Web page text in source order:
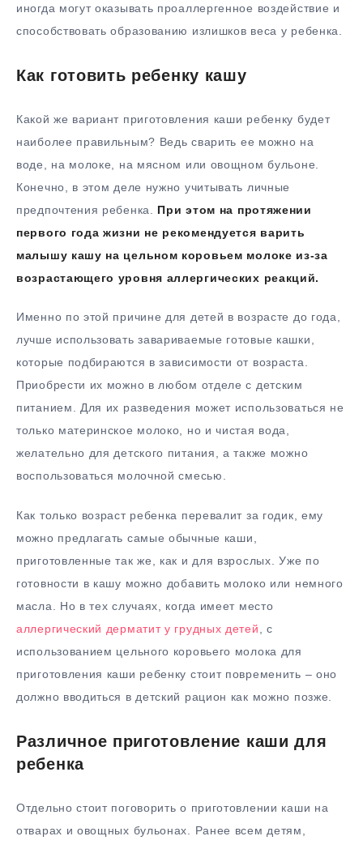
иногда могут оказывать проаллергенное воздействие и
способствовать образованию излишков веса у ребенка.
Как готовить ребенку кашу
Какой же вариант приготовления каши ребенку будет
наиболее правильным? Ведь сварить ее можно на
воде, на молоке, на мясном или овощном бульоне.
Конечно, в этом деле нужно учитывать личные
предпочтения ребенка. При этом на протяжении
первого года жизни не рекомендуется варить
малышу кашу на цельном коровьем молоке из-за
возрастающего уровня аллергических реакций.
Именно по этой причине для детей в возрасте до года,
лучше использовать завариваемые готовые кашки,
которые подбираются в зависимости от возраста.
Приобрести их можно в любом отделе с детским
питанием. Для их разведения может использоваться не
только материнское молоко, но и чистая вода,
желательно для детского питания, а также можно
воспользоваться молочной смесью.
Как только возраст ребенка перевалит за годик, ему
можно предлагать самые обычные каши,
приготовленные так же, как и для взрослых. Уже по
готовности в кашу можно добавить молоко или немного
масла. Но в тех случаях, когда имеет место
аллергический дерматит у грудных детей, с
использованием цельного коровьего молока для
приготовления каши ребенку стоит повременить – оно
должно вводиться в детский рацион как можно позже.
Различное приготовление каши для
ребенка
Отдельно стоит поговорить о приготовлении каши на
отварах и овощных бульонах. Ранее всем детям,